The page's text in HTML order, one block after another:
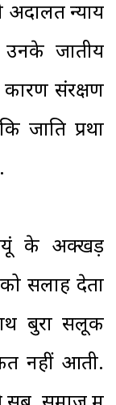
अदालतें न्याय
जातीय
संरक्षण
जाति प्रथा
के अक्खड़
सलाह देता
बुरा सलूक
नहीं आती.